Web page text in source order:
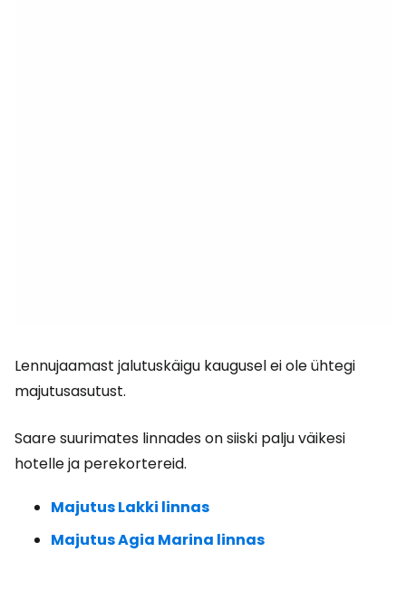
Lennujaamast jalutuskäigu kaugusel ei ole ühtegi
majutusasutust.
Saare suurimates linnades on siiski palju väikesi
hotelle ja perekortereid.
Majutus Lakki linnas
Majutus Agia Marina linnas